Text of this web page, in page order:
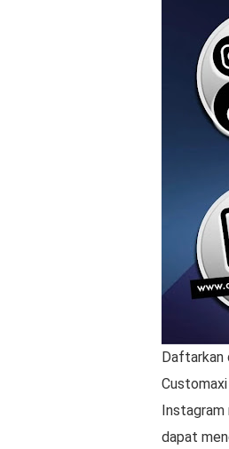
Daftarkan
Instagram
dapat